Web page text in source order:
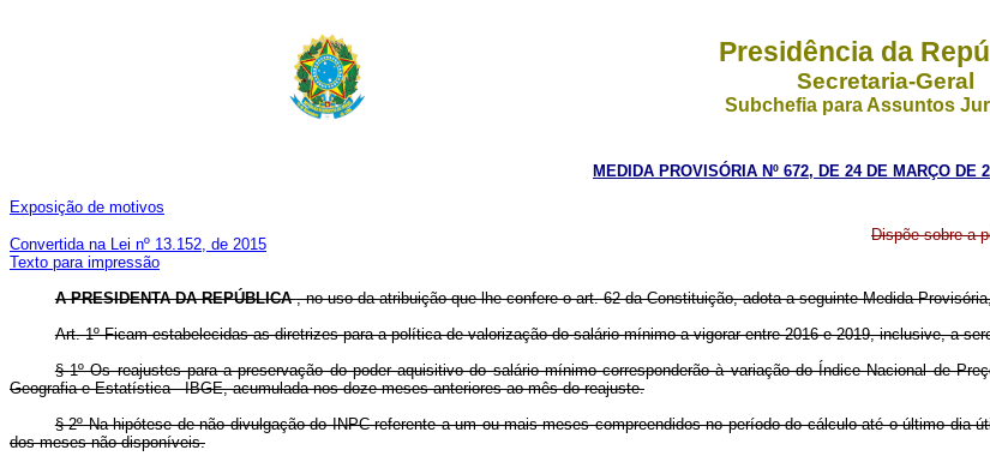
Presidência da
Secretaria-Geral
Subchefia para Assuntos
MEDIDA PROVISÓRIA Nº 672, DE 24 DE MARÇO DE
Exposição de motivos
Convertida na Lei nº 13.152, de 2015
Texto para impressão
Dispõe sobre a
A PRESIDENTA DA REPÚBLICA, no uso da atribuição que lhe confere o art. 62 da Constituição, adota a seguinte Medida
Art. 1º Ficam estabelecidas as diretrizes para a política de valorização do salário mínimo a vigorar entre 2016 e 2019, inclusive, a
§ 1º Os reajustes para a preservação do poder aquisitivo do salário mínimo corresponderão à variação do Índice Nacional de
Geografia e Estatística - IBGE, acumulada nos doze meses anteriores ao mês do reajuste.
§ 2º Na hipótese de não divulgação do INPC referente a um ou mais meses compreendidos no período do cálculo até o último
dos meses não disponíveis.